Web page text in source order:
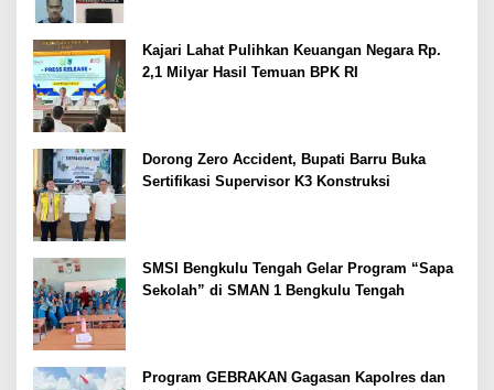
Kajari Lahat Pulihkan Keuangan Negara Rp.
2,1 Milyar Hasil Temuan BPK RI
Dorong Zero Accident, Bupati Barru Buka
Sertifikasi Supervisor K3 Konstruksi
SMSI Bengkulu Tengah Gelar Program “Sapa
Sekolah” di SMAN 1 Bengkulu Tengah
Program GEBRAKAN Gagasan Kapolres dan